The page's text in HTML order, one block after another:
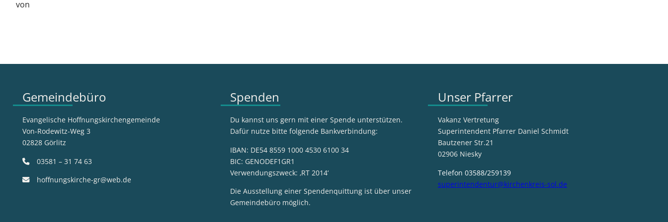
von
Gemeindebüro
Evangelische Hoffnungskirchengemeinde
Von-Rodewitz-Weg 3
02828 Görlitz
03581 – 31 74 63
hoffnungskirche-gr@web.de
Spenden
Du kannst uns gern mit einer Spende unterstützen.
Dafür nutze bitte folgende Bankverbindung:
IBAN: DE54 8559 1000 4530 6100 34
BIC: GENODEF1GR1
Verwendungszweck: ‚RT 2014‘
Die Ausstellung einer Spendenquittung ist über unser
Gemeindebüro möglich.
Unser Pfarrer
Vakanz Vertretung
Superintendent Pfarrer Daniel Schmidt
Bautzener Str.21
02906 Niesky
Telefon 03588/259139
superintendentur@kirchenkreis-sol.de